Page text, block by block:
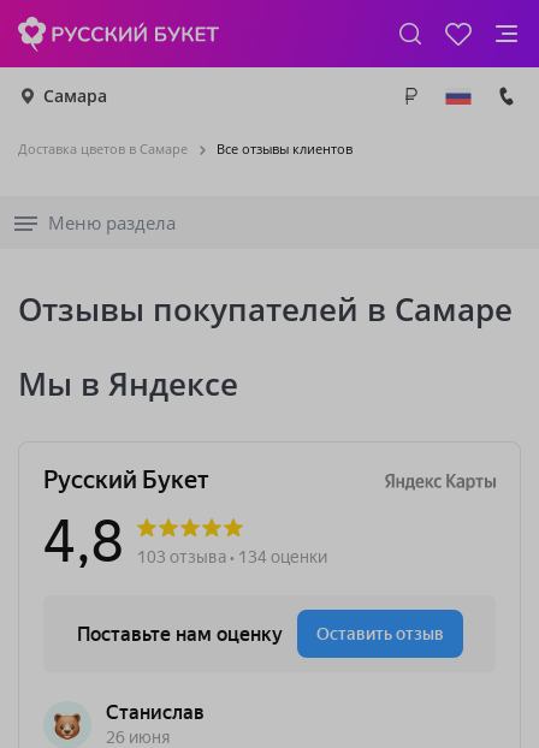
Самара
Доставка цветов в Самаре Все отзывы клиентов
Меню раздела
Отзывы покупателей в Самаре
Мы в Яндексе